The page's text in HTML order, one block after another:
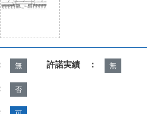
無 許諾実績 ： 無
否